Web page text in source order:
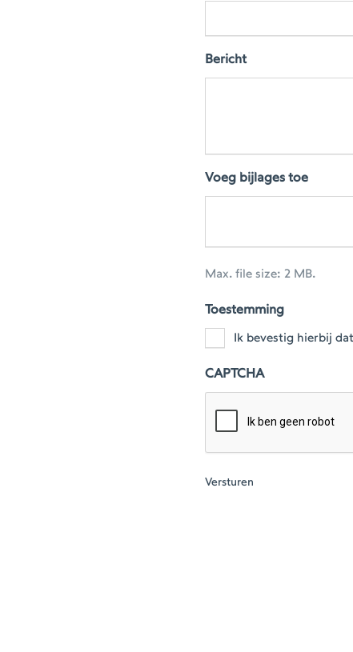
Bericht
Voeg bijlages toe
Max. file size: 2 MB.
Toestemming
Ik bevestig hierbij
CAPTCHA